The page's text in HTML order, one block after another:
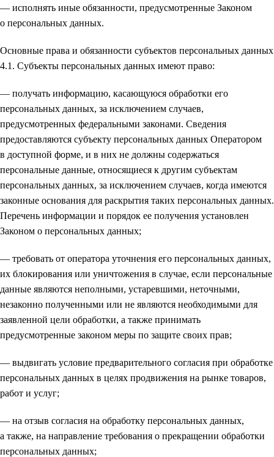
— исполнять иные обязанности, предусмотренные Законом
о персональных данных.
Основные права и обязанности субъектов персональных данных
4.1. Субъекты персональных данных имеют право:
— получать информацию, касающуюся обработки его
персональных данных, за исключением случаев,
предусмотренных федеральными законами. Сведения
предоставляются субъекту персональных данных Оператором
в доступной форме, и в них не должны содержаться
персональные данные, относящиеся к другим субъектам
персональных данных, за исключением случаев, когда имеются
законные основания для раскрытия таких персональных данных.
Перечень информации и порядок ее получения установлен
Законом о персональных данных;
— требовать от оператора уточнения его персональных данных,
их блокирования или уничтожения в случае, если персональные
данные являются неполными, устаревшими, неточными,
незаконно полученными или не являются необходимыми для
заявленной цели обработки, а также принимать
предусмотренные законом меры по защите своих прав;
— выдвигать условие предварительного согласия при обработке
персональных данных в целях продвижения на рынке товаров,
работ и услуг;
— на отзыв согласия на обработку персональных данных,
а также, на направление требования о прекращении обработки
персональных данных;